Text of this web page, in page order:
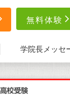
無料体験
学院長メッセ